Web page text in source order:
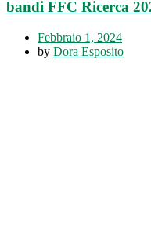
bandi FFC Ricerca
Febbraio 1, 2024
by Dora Esposito